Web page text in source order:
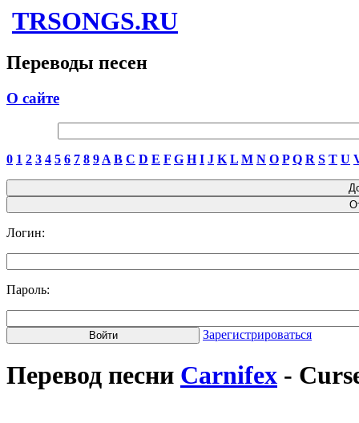
TRSONGS.RU
Переводы песен
О сайте
0 1 2 3 4 5 6 7 8 9 A B C D E F G H I J K L M N O P Q R S T U
Логин:
Пароль:
Зарегистрироваться
Перевод песни Carnifex -